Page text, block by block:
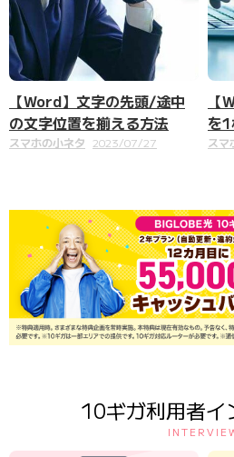
【Word】文字の先頭/途中
の文字位置を揃える方法
スマホの小ネタ 2023/07/27
【
を
スマ
10ギガ利用者イ